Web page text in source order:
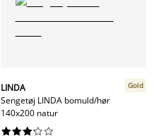
LINDA
Sengetøj LINDA bomuld/hør
140x200 natur
Gold





